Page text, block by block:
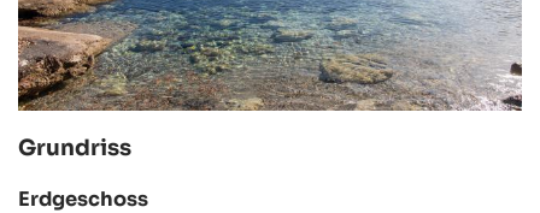
Grundriss
Erdgeschoss